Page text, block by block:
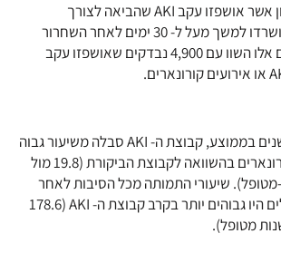
4900 נבדקים מטייוון אשר אושפזו עקב AKI שהביאה לצורך
בדיאליזה, החלימו, ושרדו למשך מעל ל- 30 ימים לאחר השחרור
מבית החולים. חולים אלו השוו עם 4,900 נבדקים שאושפזו עקב
לאחר מעקב של 3 שנים בממוצע, קבוצת ה- AKI סבלה משיעור גבוה
יותר של אירועים קורונארים בהשוואה לקבוצת הביקורת (19.8 מול
1000 שנות-מטופל). שיעורי התמותה מכל הסיבות לאחר
השחרור מבית החולים היו גבוהים יותר בקרב קבוצת ה- AKI (178.6